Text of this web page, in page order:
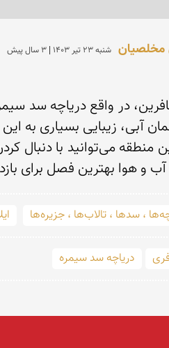
شنبه 23 تير 1403 | 3 سال پیش
و هوا بهترین فصل برای
، سدها ، تالاب‌ها ، جزیره‌ها
دریاچه سد سیمره